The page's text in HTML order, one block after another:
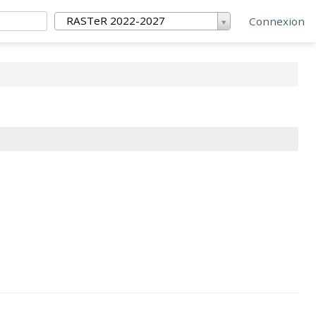
RASTeR 2022-2027 Connexion